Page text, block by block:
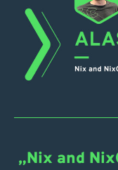
„Nix and